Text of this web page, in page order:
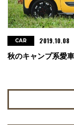
秋のキャンプ系愛
CAR 2019.10.08